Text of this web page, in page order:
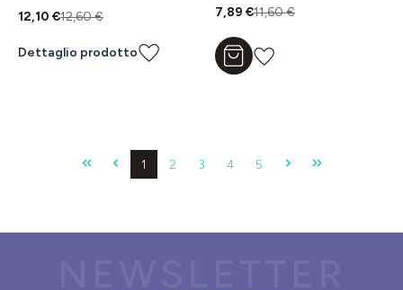
12,10 €12,60 €
Dettaglio prodotto
7,89 €11,60 €
Aggiungi al carrello
Pagina
1 Pagina
2 Pagina
3 Pagina
4 Pagina
5